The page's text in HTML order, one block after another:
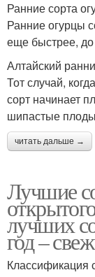
Ранние сорта
Ранние огурцы
еще быстрее, до
Алтайский
Тот случай,
сорт начинает
шипастые
читать дальше →
Лучшие
лучших
год –
Классификация